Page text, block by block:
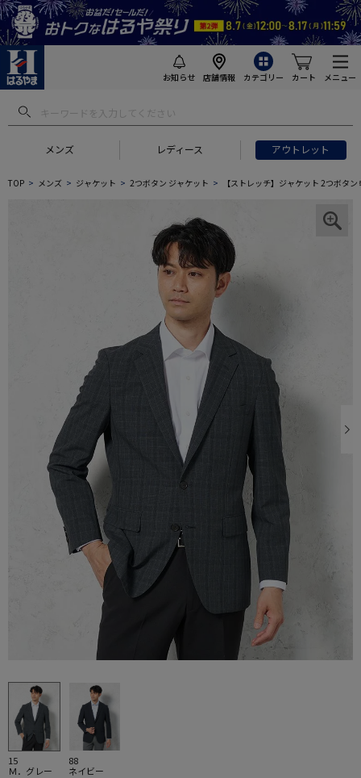
お知らせ 店舗情報 カテゴリー カート メニュー
メンズ レディース アウトレット
TOP メンズ ジャケット 2つボタン ジャケット 【ストレッチ】ジャケット 2つボタ
15
Ｍ．グレー
88
ネイビー